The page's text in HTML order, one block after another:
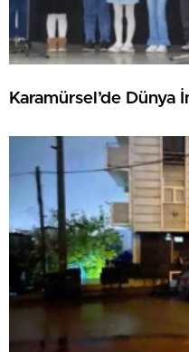
Karamürsel’de Dünya